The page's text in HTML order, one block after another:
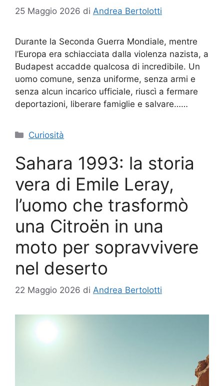
25 Maggio 2026 di Andrea Bertolotti
Durante la Seconda Guerra Mondiale, mentre
l’Europa era schiacciata dalla violenza nazista, a
Budapest accadde qualcosa di incredibile. Un
uomo comune, senza uniforme, senza armi e
senza alcun incarico ufficiale, riuscì a fermare
deportazioni, liberare famiglie e salvare……
Categorie
Curiosità
Sahara 1993: la storia
vera di Emile Leray,
l’uomo che trasformò
una Citroën in una
moto per sopravvivere
nel deserto
22 Maggio 2026 di Andrea Bertolotti